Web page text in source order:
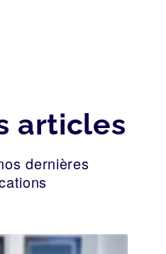
articles
dernières